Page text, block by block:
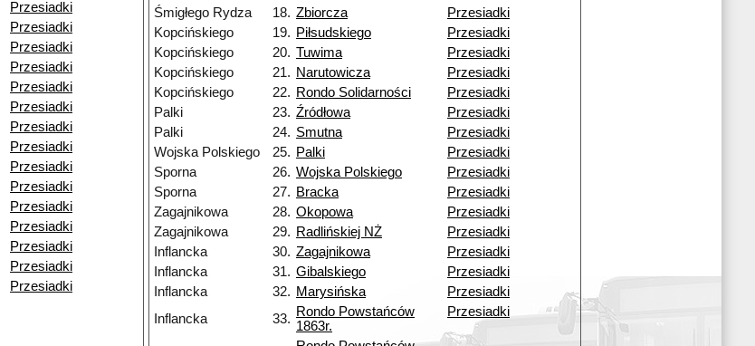
Przesiadki
Przesiadki
Przesiadki
Przesiadki
Przesiadki
Przesiadki
Przesiadki
Przesiadki
Przesiadki
Przesiadki
Przesiadki
Przesiadki
Przesiadki
Przesiadki
Przesiadki
Śmigłego Rydza
18. Zbiorcza
Przesiadki
Kopcińskiego
19. Piłsudskiego
Przesiadki
Kopcińskiego
20. Tuwima
Przesiadki
Kopcińskiego
21. Narutowicza
Przesiadki
Kopcińskiego
22. Rondo Solidarności
Przesiadki
Palki
23. Źródłowa
Przesiadki
Palki
24. Smutna
Przesiadki
Wojska Polskiego
25. Palki
Przesiadki
Sporna
26. Wojska Polskiego
Przesiadki
Sporna
27. Bracka
Przesiadki
Zagajnikowa
28. Okopowa
Przesiadki
Zagajnikowa
29. Radlińskiej NŻ
Przesiadki
Inflancka
30. Zagajnikowa
Przesiadki
Inflancka
31. Gibalskiego
Przesiadki
Inflancka
32. Marysińska
Przesiadki
Inflancka
33. Rondo Powstańców
1863r.
Przesiadki